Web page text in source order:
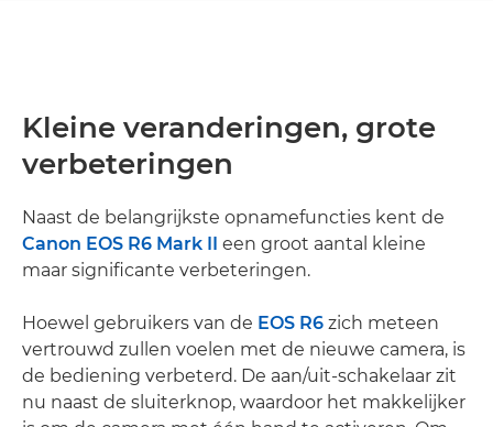
Kleine veranderingen, grote
verbeteringen
Naast de belangrijkste opnamefuncties kent de
Canon EOS R6 Mark II een groot aantal kleine
maar significante verbeteringen.
Hoewel gebruikers van de EOS R6 zich meteen
vertrouwd zullen voelen met de nieuwe camera, is
de bediening verbeterd. De aan/uit-schakelaar zit
nu naast de sluiterknop, waardoor het makkelijker